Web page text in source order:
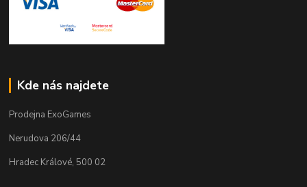
Kde nás najdete
Prodejna ExoGames
Nerudova 206/44
Hradec Králové, 500 02